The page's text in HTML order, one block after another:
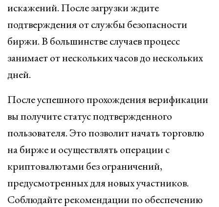
искажений. После загрузки ждите
подтверждения от службы безопасности
биржи. В большинстве случаев процесс
занимает от нескольких часов до нескольких
дней.
После успешного прохождения верификации
вы получите статус подтвержденного
пользователя. Это позволит начать торговлю
на бирже и осуществлять операции с
криптовалютами без ограничений,
предусмотренных для новых участников.
Соблюдайте рекомендации по обеспечению